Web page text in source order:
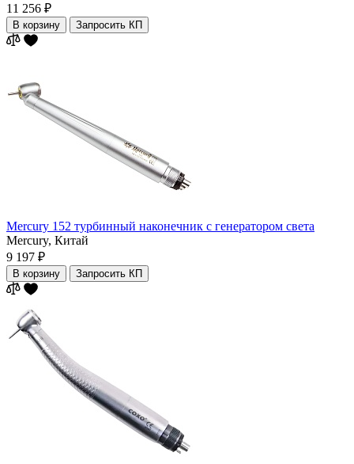
11 256 ₽
В корзину Запросить КП
Mercury 152 турбинный наконечник с генератором света
Mercury, Китай
9 197 ₽
В корзину Запросить КП